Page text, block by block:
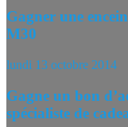
Gagner une
M30
lundi 13 octobre 2014
Gagne un bon
spécialiste de